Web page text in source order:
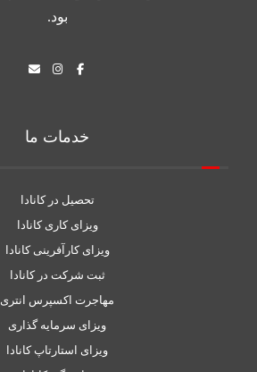
بود.
خدمات ما
تحصیل در کانادا
ویزای کاری کانادا
ویزای کارآفرینی کانادا
ثبت شرکت در کانادا
مهاجرت اکسپرس انتری
ویزای سرمایه گذاری
ویزای استارتاپ کانادا